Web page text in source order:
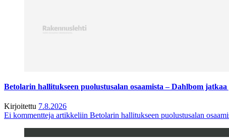
Betolarin hallitukseen puolustusalan osaamista – Dahlbom
Kirjoitettu 7.8.2026
Ei kommentteja artikkeliin Betolarin hallitukseen puolustusalan